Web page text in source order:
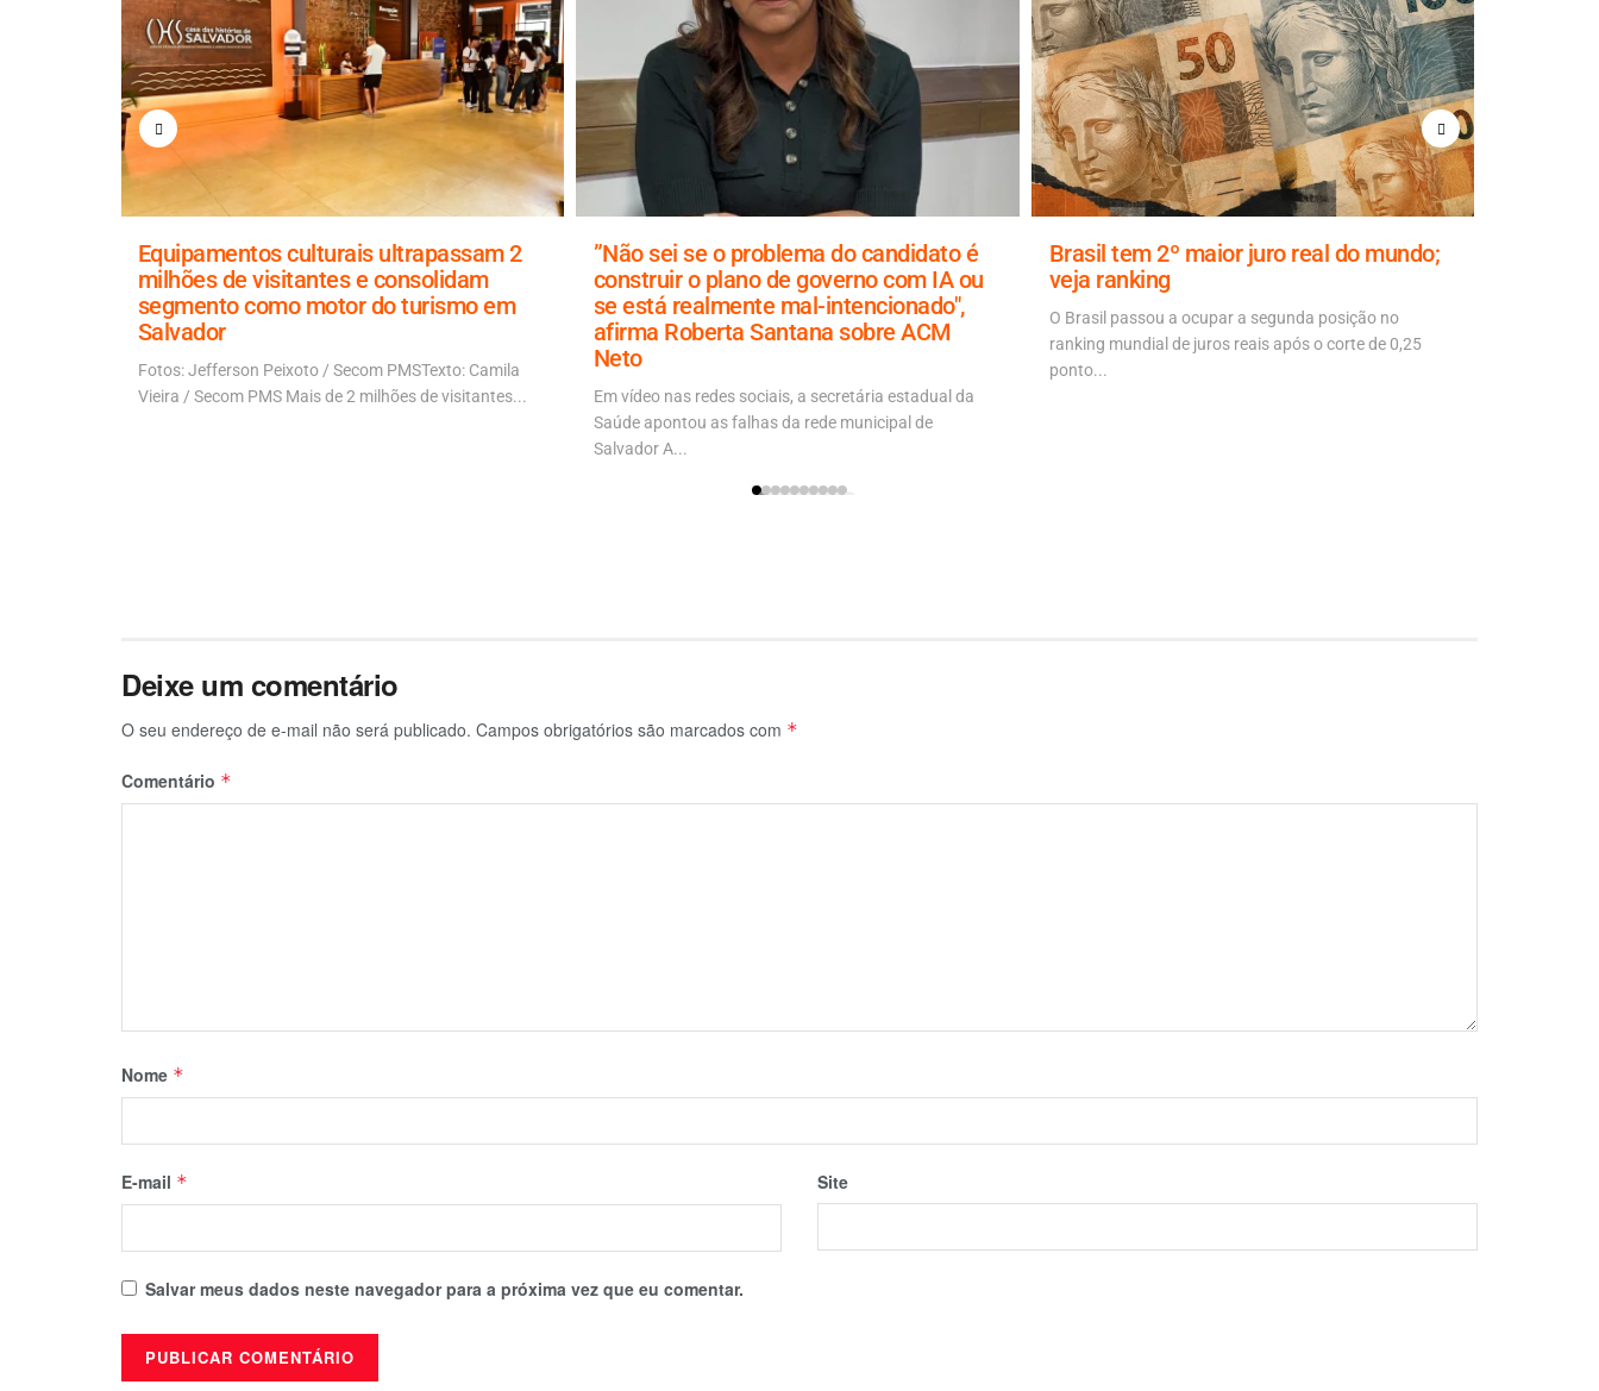
Equipamentos culturais ultrapassam 2
milhões de visitantes e consolidam
segmento como motor do turismo em
Salvador
Fotos: Jefferson Peixoto / Secom PMSTexto: Camila
Vieira / Secom PMS Mais de 2 milhões de visitantes...
”Não sei se o problema do candidato é
construir o plano de governo com IA ou
se está realmente mal-intencionado",
afirma Roberta Santana sobre ACM
Neto
Em vídeo nas redes sociais, a secretária estadual da
Saúde apontou as falhas da rede municipal de
Salvador A...
Brasil tem 2º maior juro real do mundo;
veja ranking
O Brasil passou a ocupar a segunda posição no
ranking mundial de juros reais após o corte de 0,25
ponto...
Deixe um comentário
O seu endereço de e-mail não será publicado. Campos obrigatórios são marcados com *
Comentário *
Nome *
E-mail * Site
Salvar meus dados neste navegador para a próxima vez que eu comentar.